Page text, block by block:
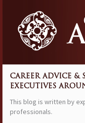
CAREER ADVICE &
EXECUTIVES
This blog is written by
professionals.